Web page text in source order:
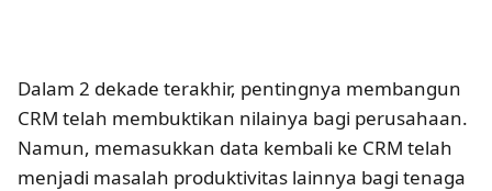
Dalam 2 dekade terakhir, pentingnya membangun
CRM telah membuktikan nilainya bagi perusahaan.
Namun, memasukkan data kembali ke CRM telah
menjadi masalah produktivitas lainnya bagi tenaga